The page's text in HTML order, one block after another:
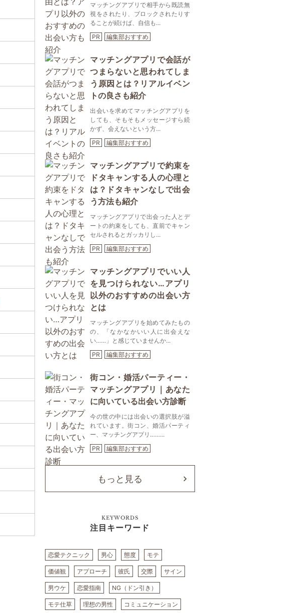
マッチングアプリで相手から既読無
視をされたり、ブロックされたりす
ることが続けば、自信も...
PR
編集部おすすめ
マッチングアプリで会話が
つまらないと思われてしま
う原因とは？リアルイベン
トの良さも紹介
出会いを求めてマッチングアプリを
しても、そもそもメッセージすら続
かず、会えないという方...
PR
編集部おすすめ
マッチングアプリで約束を
ドタキャンする人の心理と
は？ドタキャンなしで出会
う方法も紹介
マッチングアプリで出会った人とデ
ートの約束をしても、直前でキャン
セルされるとガッカリし...
PR
編集部おすすめ
マッチングアプリでいい人
を見つけられない…アプリ
以外のおすすめの出会い方
とは
マッチングアプリを始めてみたもの
の、「なかなかいい人に出会えな
い……」と感じていませんか...
PR
編集部おすすめ
街コン・婚活パーティー・
マッチングアプリ｜あなた
に向いている出会い方診断
今の世の中には出会いの選択肢が溢
れています。街コン、婚活パーティ
ー、マッチングアプリ……...
PR
編集部おすすめ
もっと見る
KEYWORDS
注目キーワード
恋愛テクニック 男心 態度 モテ
価値観 アプローチ 彼氏 交際 サイン
男ウケ 恋愛指南 NG（ドン引き）
モテ仕草 理想の男性 コミュニケーション